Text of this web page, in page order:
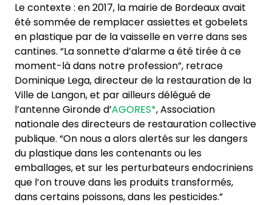
Le contexte : en 2017, la mairie de Bordeaux avait
été sommée de remplacer assiettes et gobelets
en plastique par de la vaisselle en verre dans ses
cantines. “La sonnette d’alarme a été tirée à ce
moment-là dans notre profession”, retrace
Dominique Lega, directeur de la restauration de la
Ville de Langon, et par ailleurs délégué de
l’antenne Gironde d’AGORES*, Association
nationale des directeurs de restauration collective
publique. “On nous a alors alertés sur les dangers
du plastique dans les contenants ou les
emballages, et sur les perturbateurs endocriniens
que l’on trouve dans les produits transformés,
dans certains poissons, dans les pesticides.”